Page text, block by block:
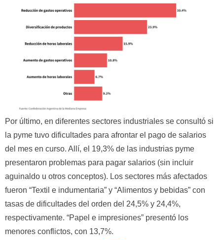
Por último, en diferentes sectores industriales se consultó si
la pyme tuvo dificultades para afrontar el pago de salarios
del mes en curso. Allí, el 19,3% de las industrias pyme
presentaron problemas para pagar salarios (sin incluir
aguinaldo u otros conceptos). Los sectores más afectados
fueron “Textil e indumentaria” y “Alimentos y bebidas” con
tasas de dificultades del orden del 24,5% y 24,4%,
respectivamente. “Papel e impresiones” presentó los
menores conflictos, con 13,7%.